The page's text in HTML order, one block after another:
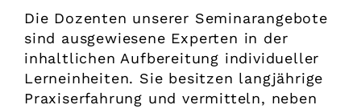
Die Dozenten unserer Seminarangebote
sind ausgewiesene Experten in der
inhaltlichen Aufbereitung individueller
Lerneinheiten. Sie besitzen langjährige
Praxiserfahrung und vermitteln, neben